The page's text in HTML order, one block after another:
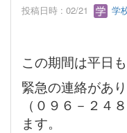
投稿日時 : 02/21 学
この期間は平日
緊急の連絡があ
（０９６－２４
ます。